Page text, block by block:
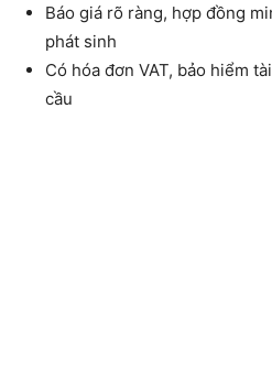
Báo giá rõ ràng, hợp đồng
phát sinh
Có hóa đơn VAT, bảo hiểm
cầu